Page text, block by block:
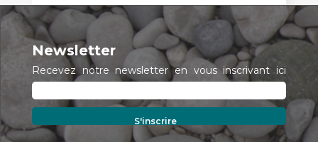
Newsletter
Recevez notre newsletter en vous inscrivant ici